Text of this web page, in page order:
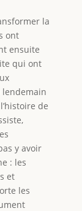
la
ont
ensuite
qui ont
lendemain
de
y avoir
: les
et
les